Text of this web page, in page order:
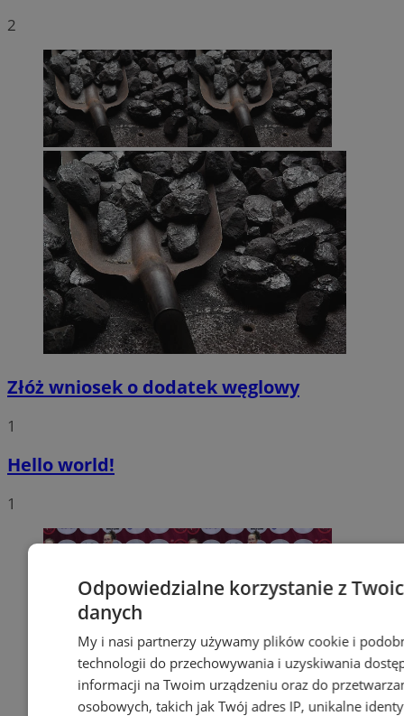
2
Złóż wniosek o dodatek węglowy
1
Hello world!
1
Odpowiedzialne korzystanie z
danych
My i nasi partnerzy używamy plików cookie i
technologii do przechowywania i uzyskiwania
informacji na Twoim urządzeniu oraz do
osobowych, takich jak Twój adres IP, unikalne